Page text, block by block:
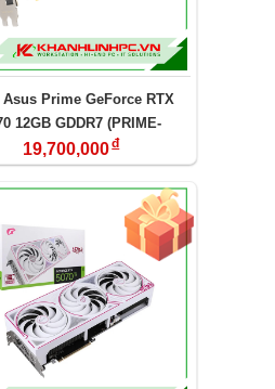
Asus Prime GeForce RTX
12GB GDDR7 (PRIME-
RTX5070-12G)
19,700,000đ